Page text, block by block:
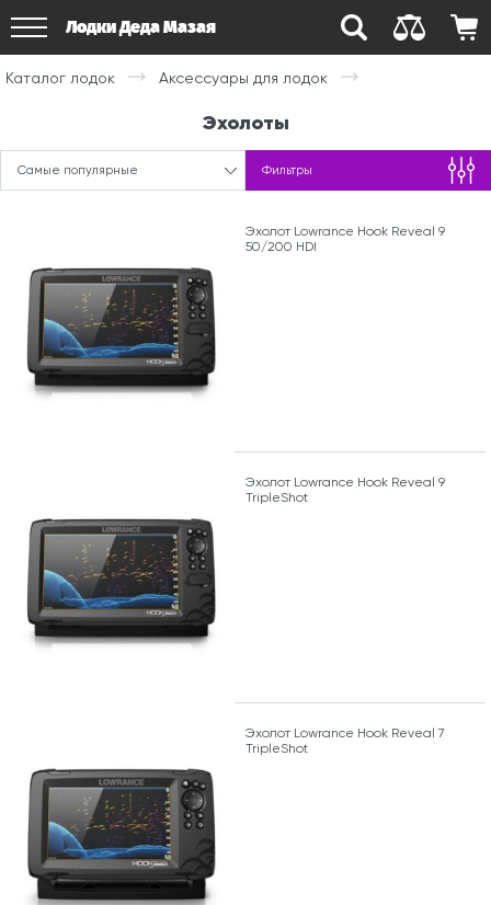
Лодки Деда Мазая
Каталог лодок Аксессуары для лодок
Эхолоты
Самые популярные Фильтры
Эхолот Lowrance Hook Reveal 9
50/200 HDI
Эхолот Lowrance Hook Reveal 9
TripleShot
Эхолот Lowrance Hook Reveal 7
TripleShot